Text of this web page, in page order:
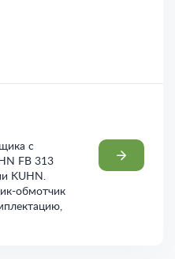
с
FB 313
KUHN.
обмотчик